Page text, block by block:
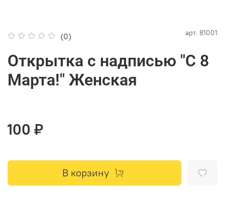
(0) арт. 81001
Открытка с надписью "C 8
Марта!" Женская
100 ₽
В корзину